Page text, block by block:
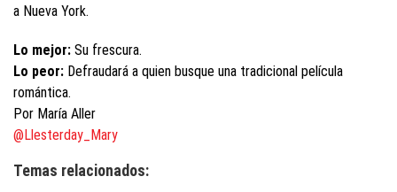
a Nueva York.
Lo mejor: Su frescura.
Lo peor: Defraudará a quien busque una tradicional película
romántica.
Por María Aller
@Llesterday_Mary
Temas relacionados: